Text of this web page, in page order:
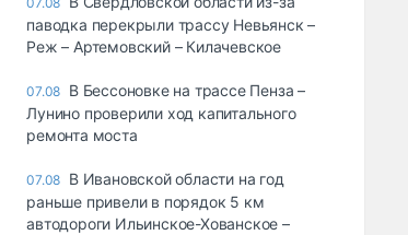
паводка перекрыли трассу Невьянск –
Реж – Артемовский – Килачевское
07.08 В Бессоновке на трассе Пенза –
Лунино проверили ход капитального
ремонта моста
07.08 В Ивановской области на год
раньше привели в порядок 5 км
автодороги Ильинское-Хованское –